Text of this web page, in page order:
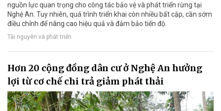
nguồn lực quan trọng cho công tác bảo vệ và phát triển rừng tại
Nghệ An. Tuy nhiên, quá trình triển khai còn nhiều bất cập, cần sớm
điều chỉnh để nâng cao hiệu quả và đảm bảo tiến độ.
Tài nguyên và phát triển
Hơn 20 cộng đồng dân cư ở Nghệ An hưởng
lợi từ cơ chế chi trả giảm phát thải